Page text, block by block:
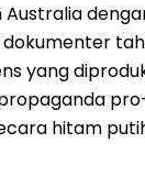
Australia
yang
hitam